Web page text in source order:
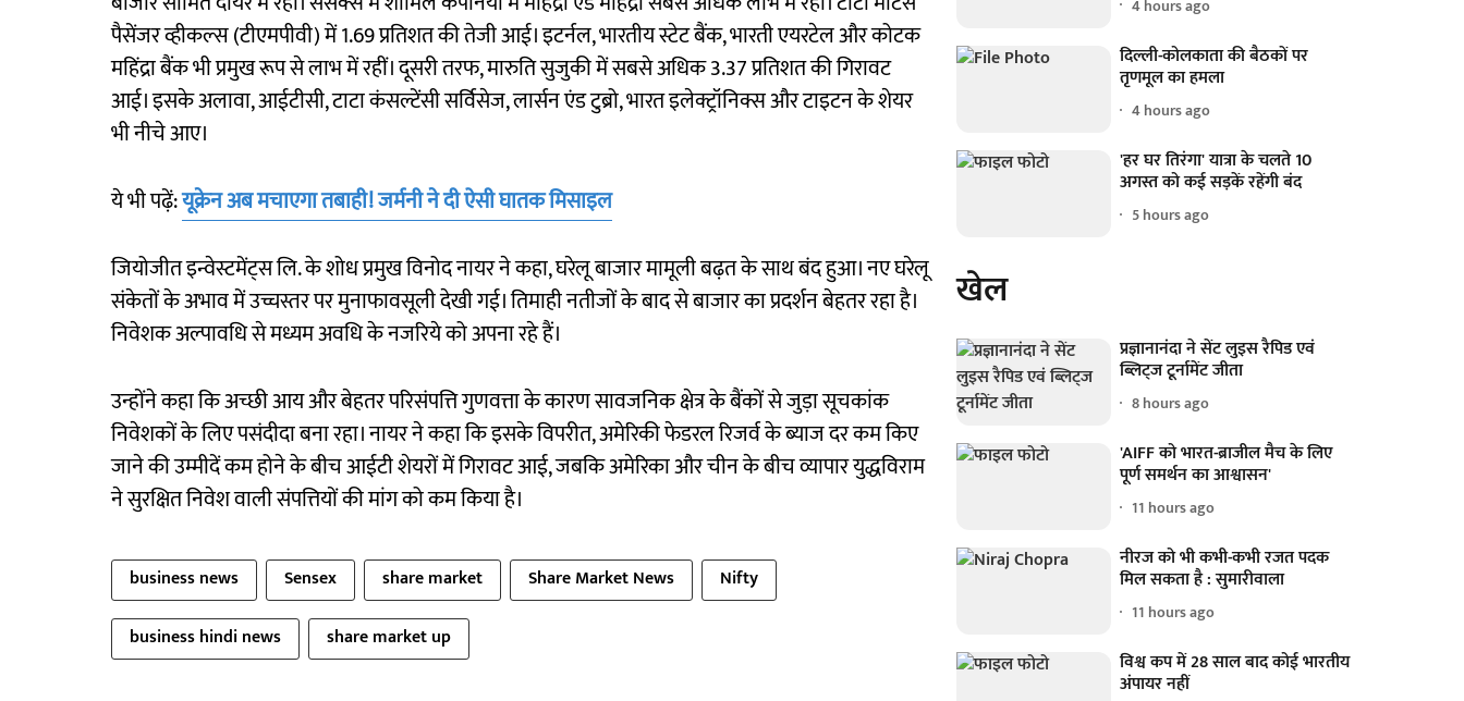
पैसेंजर व्हीकल्स (टीएमपीवी) में 1.69 प्रतिशत की तेजी आई। इटर्नल, भारतीय स्टेट बैंक, भारती एयरटेल और कोटक
महिंद्रा बैंक भी प्रमुख रूप से लाभ में रहीं। दूसरी तरफ, मारुति सुजुकी में सबसे अधिक 3.37 प्रतिशत की गिरावट
आई। इसके अलावा, आईटीसी, टाटा कंसल्टेंसी सर्विसेज, लार्सन एंड टुब्रो, भारत इलेक्ट्रॉनिक्स और टाइटन के शेयर
भी नीचे आए।
ये भी पढ़ें:यूक्रेन अब मचाएगा तबाही! जर्मनी ने दी ऐसी घातक मिसाइल
जियोजीत इन्वेस्टमेंट्स लि. के शोध प्रमुख विनोद नायर ने कहा, घरेलू बाजार मामूली बढ़त के साथ बंद हुआ। नए घरेलू
संकेतों के अभाव में उच्चस्तर पर मुनाफावसूली देखी गई। तिमाही नतीजों के बाद से बाजार का प्रदर्शन बेहतर रहा है।
निवेशक अल्पावधि से मध्यम अवधि के नजरिये को अपना रहे हैं।
उन्होंने कहा कि अच्छी आय और बेहतर परिसंपत्ति गुणवत्ता के कारण सावजनिक क्षेत्र के बैंकों से जुड़ा सूचकांक
निवेशकों के लिए पसंदीदा बना रहा। नायर ने कहा कि इसके विपरीत, अमेरिकी फेडरल रिजर्व के ब्याज दर कम किए
जाने की उम्मीदें कम होने के बीच आईटी शेयरों में गिरावट आई, जबकि अमेरिका और चीन के बीच व्यापार युद्धविराम
ने सुरक्षित निवेश वाली संपत्तियों की मांग को कम किया है।
business news Sensex share market Share Market News
Nifty
business hindi news
share market up
4 hours ago
दिल्ली-कोलकाता की बैठकों पर
तृणमूल का हमला
4 hours ago
'हर घर तिरंगा' यात्रा के चलते 10
अगस्त को कई सड़कें रहेंगी बंद
5 hours ago
खेल
प्रज्ञानानंदा ने सेंट लुइस रैपिड एवं
ब्लिट्ज टूर्नामेंट जीता
8 hours ago
'AIFF को भारत-ब्राजील मैच के लिए
पूर्ण समर्थन का आश्वासन'
11 hours ago
नीरज को भी कभी-कभी रजत पदक
मिल सकता है : सुमारीवाला
11 hours ago
विश्व कप में 28 साल बाद कोई भारतीय
अंपायर नहीं